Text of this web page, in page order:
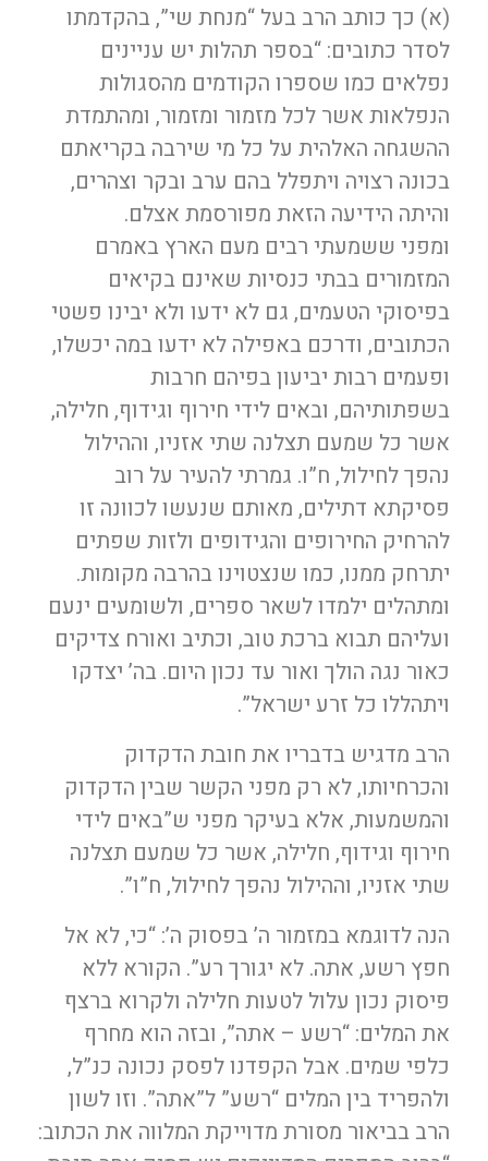
(א) כך כותב הרב בעל “מנחת שי”, בהקדמתו
לסדר כתובים: “בספר תהלות יש עניינים
נפלאים כמו שספרו הקודמים מהסגולות
הנפלאות אשר לכל מזמור ומזמור, ומהתמדת
ההשגחה האלהית על כל מי שירבה בקריאתם
בכונה רצויה ויתפלל בהם ערב ובקר וצהרים,
והיתה הידיעה הזאת מפורסמת אצלם.
ומפני ששמעתי רבים מעם הארץ באמרם
המזמורים בבתי כנסיות שאינם בקיאים
בפיסוקי הטעמים, גם לא ידעו ולא יבינו פשטי
הכתובים, ודרכם באפילה לא ידעו במה יכשלו,
ופעמים רבות יביעון בפיהם חרבות
בשפתותיהם, ובאים לידי חירוף וגידוף, חלילה,
אשר כל שמעם תצלנה שתי אזניו, וההילול
נהפך לחילול, ח”ו. גמרתי להעיר על רוב
פסיקתא דתילים, מאותם שנעשו לכוונה זו
להרחיק החירופים והגידופים ולזות שפתים
יתרחק ממנו, כמו שנצטוינו בהרבה מקומות.
ומתהלים ילמדו לשאר ספרים, ולשומעים ינעם
ועליהם תבוא ברכת טוב, וכתיב ואורח צדיקים
כאור נגה הולך ואור עד נכון היום. בה’ יצדקו
ויתהללו כל זרע ישראל”.
הרב מדגיש בדבריו את חובת הדקדוק
והכרחיותו, לא רק מפני הקשר שבין הדקדוק
והמשמעות, אלא בעיקר מפני ש”באים לידי
חירוף וגידוף, חלילה, אשר כל שמעם תצלנה
שתי אזניו, וההילול נהפך לחילול, ח”ו”.
הנה לדוגמא במזמור ה’ בפסוק ה’: “כי, לא אל
חפץ רשע, אתה. לא יגורך רע”. הקורא ללא
פיסוק נכון עלול לטעות חלילה ולקרוא ברצף
את המלים: “רשע – אתה”, ובזה הוא מחרף
כלפי שמים. אבל הקפדנו לפסק נכונה כנ”ל,
ולהפריד בין המלים “רשע” ל”אתה”. וזו לשון
הרב בביאור מסורת מדוייקת המלווה את הכתוב: